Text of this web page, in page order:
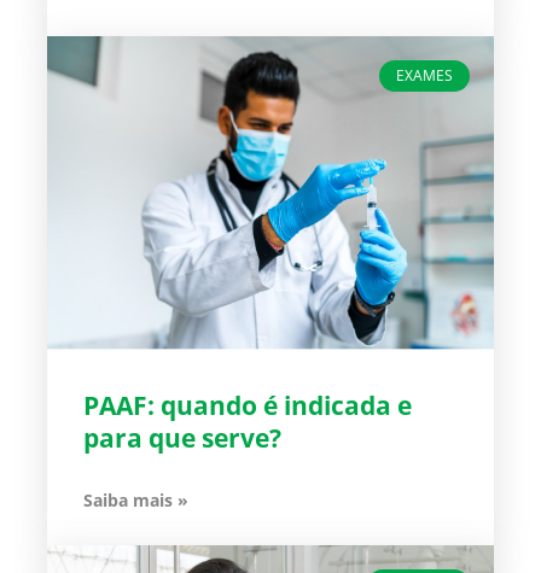
EXAMES
PAAF: quando é indicada e
para que serve?
Saiba mais »